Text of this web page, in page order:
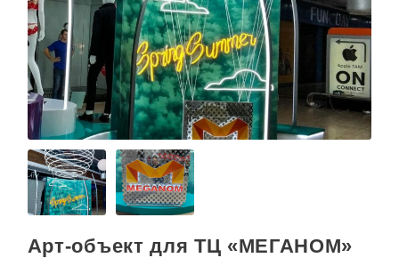
Арт-объект для ТЦ «МЕГАНОМ»